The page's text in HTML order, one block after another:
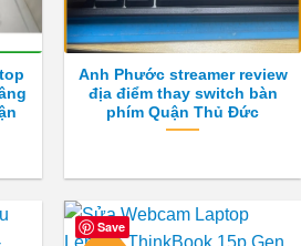
Anh Phước streamer review
địa điểm thay switch bàn
phím Quận Thủ Đức
Save